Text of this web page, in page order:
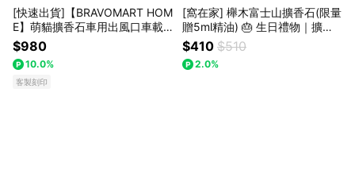
[快速出貨]【BRAVOMART HOM
E】萌貓擴香石車用出風口車載
香薰 客製化刻字 生日禮物 送禮
推薦 男生禮物 巨蟹座 禮物獨家
新品上市 商務送禮 上班族禮物
獅子座 升遷禮物
$980
10.0%
客製刻印
[窩在家] 櫸木富士山擴香石(限量
贈5ml精油) 🎂 生日禮物｜擴香
｜香氛｜辦公室｜療癒｜喬遷｜
實用｜閨蜜｜同事｜上班族｜獅
子座｜七夕禮物｜禮盒｜父親節
$410 $510
2.0%